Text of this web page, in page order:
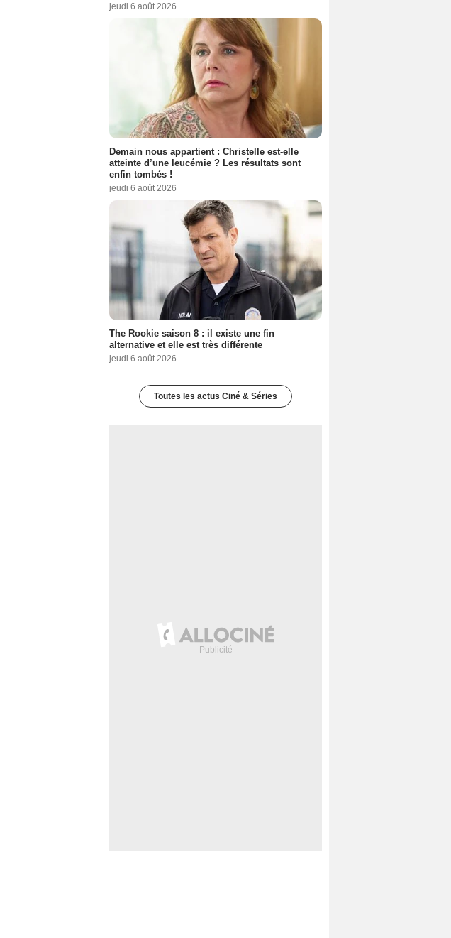
jeudi 6 août 2026
Demain nous appartient : Christelle est-elle
atteinte d’une leucémie ? Les résultats sont
enfin tombés !
jeudi 6 août 2026
The Rookie saison 8 : il existe une fin
alternative et elle est très différente
jeudi 6 août 2026
Toutes les actus Ciné & Séries